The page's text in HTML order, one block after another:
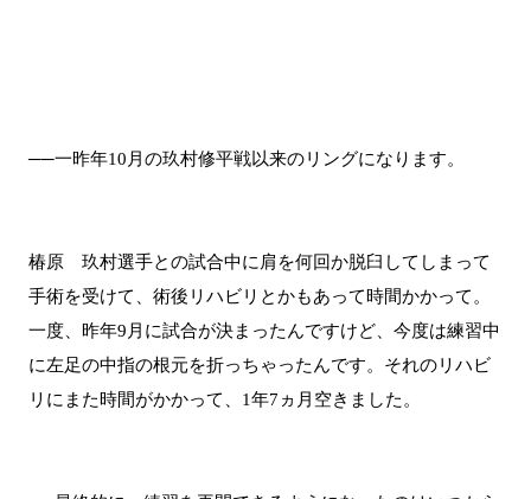
──一昨年10月の玖村修平戦以来のリングになります。
椿原 玖村選手との試合中に肩を何回か脱臼してしまって
手術を受けて、術後リハビリとかもあって時間かかって。
一度、昨年9月に試合が決まったんですけど、今度は練習中
に左足の中指の根元を折っちゃったんです。それのリハビ
リにまた時間がかかって、1年7ヵ月空きました。